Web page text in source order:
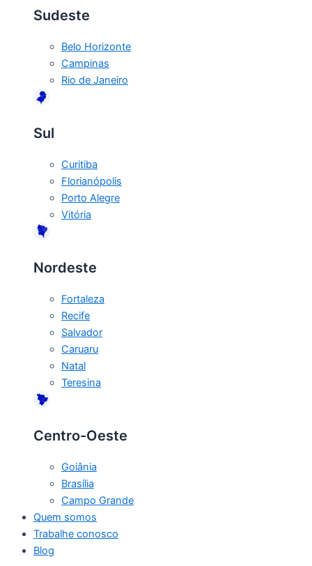
Sudeste
Belo Horizonte
Campinas
Rio de Janeiro
Sul
Curitiba
Florianópolis
Porto Alegre
Vitória
Nordeste
Fortaleza
Recife
Salvador
Caruaru
Natal
Teresina
Centro-Oeste
Goiânia
Brasília
Campo Grande
Quem somos
Trabalhe conosco
Blog